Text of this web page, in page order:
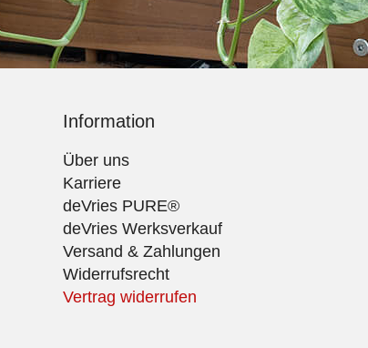
Information
Über uns
Karriere
deVries PURE®
deVries Werksverkauf
Versand & Zahlungen
Widerrufsrecht
Vertrag widerrufen